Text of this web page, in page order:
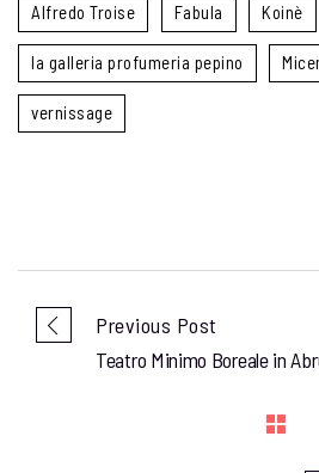
Alfredo Troise Fabula Koinè
la galleria profumeria pepino
vernissage
Previous Post
Teatro Minimo Boreale in